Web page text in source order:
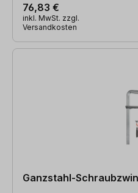
76,83 €
inkl. MwSt. zzgl.
Versandkosten
Ganzstahl-